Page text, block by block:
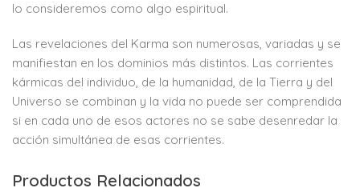
lo consideremos como algo espiritual.
Las revelaciones del Karma son numerosas, variadas y se
manifiestan en los dominios más distintos. Las corrientes
kármicas del individuo, de la humanidad, de la Tierra y del
Universo se combinan y la vida no puede ser comprendida
si en cada uno de esos actores no se sabe desenredar la
acción simultánea de esas corrientes.
Productos Relacionados